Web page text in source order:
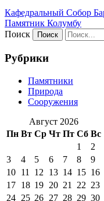
Кафeдрaльный Собор
Пaмятник Колумбу
Поиск
Рубрики
Памятники
Природа
Сооружения
Август 2026
Пн Вт Ср Чт Пт Сб Вс
1
2
3
4 5 6 7 8
9
10 11 12 13 14 15 16
17 18 19 20 21 22 23
24 25 26 27 28 29 30